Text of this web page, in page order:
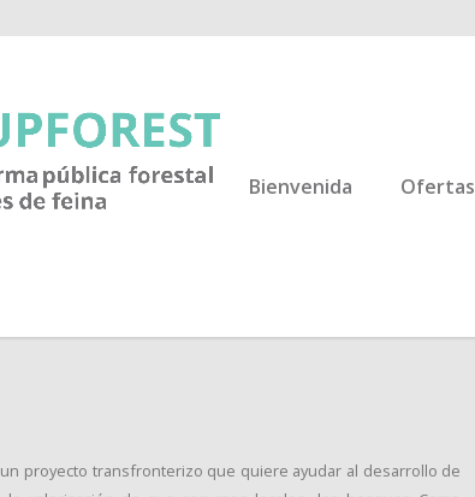
Bienvenida Ofertas
proyecto transfronterizo que quiere ayudar al desarrollo de